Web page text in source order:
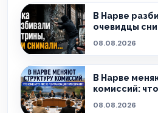
В Нарве
очевидцы
08.08.2026
В Нарве
комиссий:
08.08.2026